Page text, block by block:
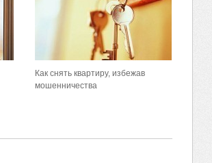
Как снять квартиру, избежав
мошенничества